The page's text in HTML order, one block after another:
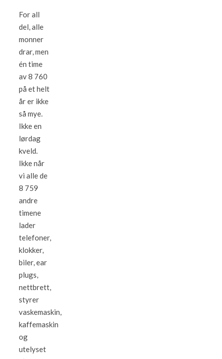
For all
del, alle
monner
drar, men
én time
av 8 760
på et helt
år er ikke
så mye.
Ikke en
lørdag
kveld.
Ikke når
vi alle de
8 759
andre
timene
lader
telefoner,
klokker,
biler, ear
plugs,
nettbrett,
styrer
vaskemaskin,
kaffemaskin
og
utelyset